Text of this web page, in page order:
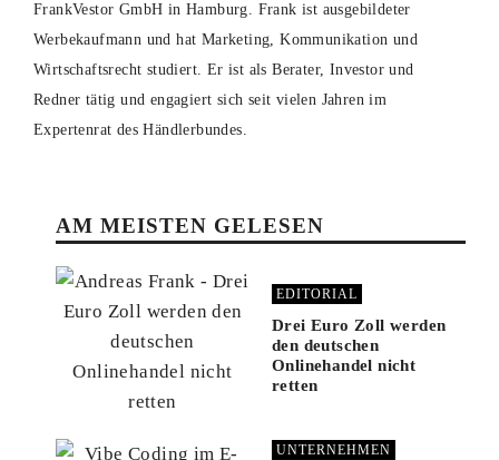
FrankVestor GmbH in Hamburg. Frank ist ausgebildeter
Werbekaufmann und hat Marketing, Kommunikation und
Wirtschaftsrecht studiert. Er ist als Berater, Investor und
Redner tätig und engagiert sich seit vielen Jahren im
Expertenrat des Händlerbundes.
AM MEISTEN GELESEN
EDITORIAL
Drei Euro Zoll werden
den deutschen
Onlinehandel nicht
retten
UNTERNEHMEN